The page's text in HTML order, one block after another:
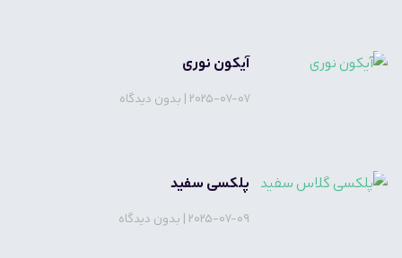
آیکون نوری
2025-07-07 بدون دیدگاه
پلکسی سفید
2025-07-09 بدون دیدگاه